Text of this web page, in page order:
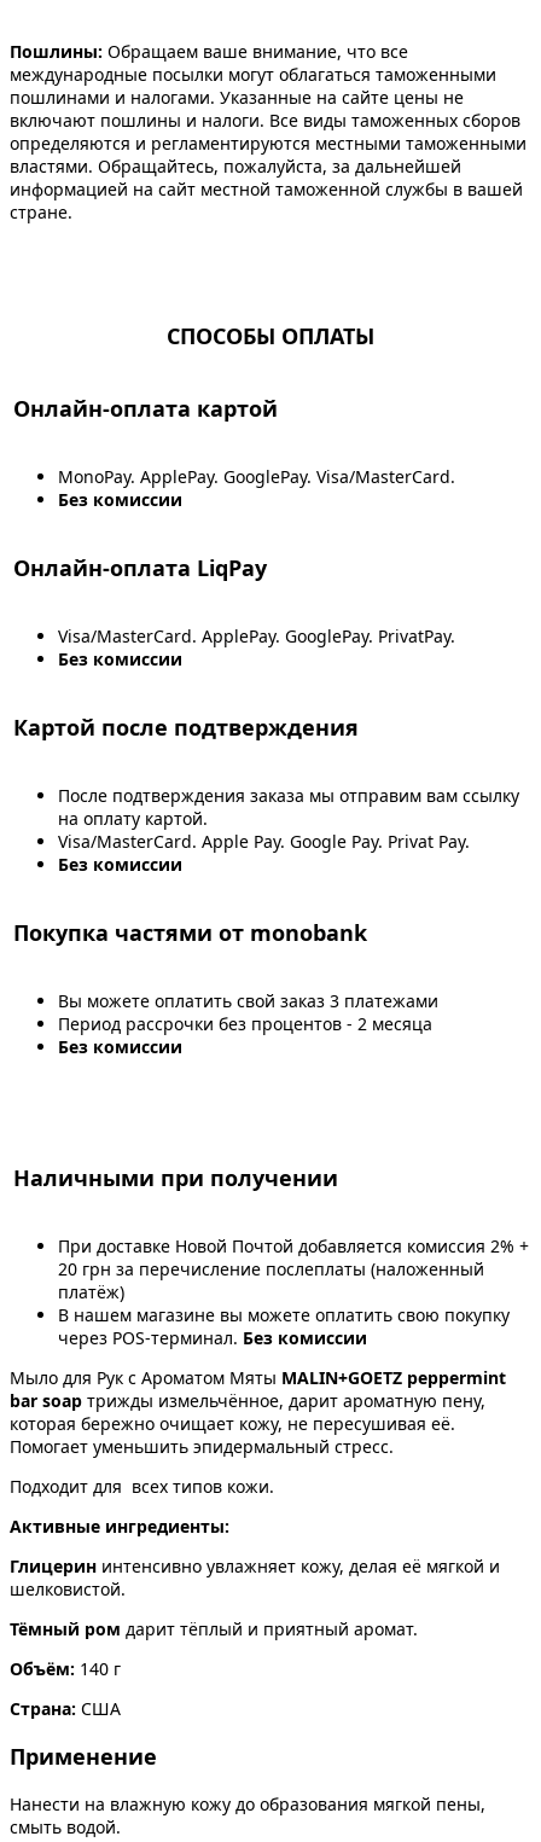
Пошлины: Обращаем ваше внимание, что все
международные посылки могут облагаться таможенными
пошлинами и налогами. Указанные на сайте цены не
включают пошлины и налоги. Все виды таможенных сборов
определяются и регламентируются местными таможенными
властями. Обращайтесь, пожалуйста, за дальнейшей
информацией на сайт местной таможенной службы в вашей
стране.
СПОСОБЫ ОПЛАТЫ
Онлайн-оплата картой
MonoPay. ApplePay. GooglePay. Visa/MasterCard.
Без комиссии
Онлайн-оплата LiqPay
Visa/MasterCard. ApplePay. GooglePay. PrivatPay.
Без комиссии
Картой после подтверждения
После подтверждения заказа мы отправим вам ссылку
на оплату картой.
Visa/MasterCard. Apple Pay. Google Pay. Privat Pay.
Без комиссии
Покупка частями от monobank
Вы можете оплатить свой заказ 3 платежами
Период рассрочки без процентов - 2 месяца
Без комиссии
Наличными при получении
При доставке Новой Почтой добавляется комиссия 2% +
20 грн за перечисление послеплаты (наложенный
платёж)
В нашем магазине вы можете оплатить свою покупку
через POS-терминал. Без комиссии
Мыло для Рук с Ароматом Мяты MALIN+GOETZ peppermint
bar soap трижды измельчённое, дарит ароматную пену,
которая бережно очищает кожу, не пересушивая её.
Помогает уменьшить эпидермальный стресс.
Подходит для всех типов кожи.
Активные ингредиенты:
Глицерин интенсивно увлажняет кожу, делая её мягкой и
шелковистой.
Тёмный ром дарит тёплый и приятный аромат.
Объём: 140 г
Страна: США
Применение
Нанести на влажную кожу до образования мягкой пены,
смыть водой.